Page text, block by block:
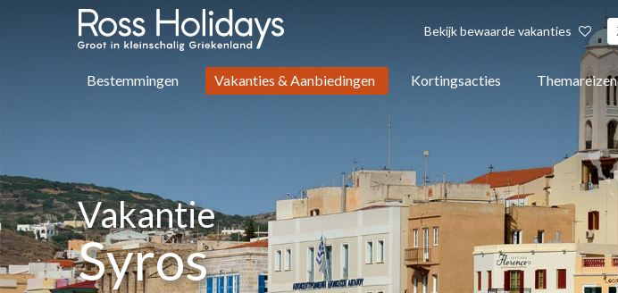
Bekijk bewaarde vakanties
Bestemmingen Vakanties & Aanbiedingen Kortingsacties Themareizen
Vakantie
Syros